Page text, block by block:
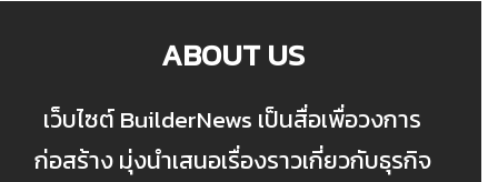
ABOUT US
เว็บไซต์ BuilderNews เป็นสื่อเพื่อวงการ
ก่อสร้าง มุ่งนำเสนอเรื่องราวเกี่ยวกับธุรกิจ